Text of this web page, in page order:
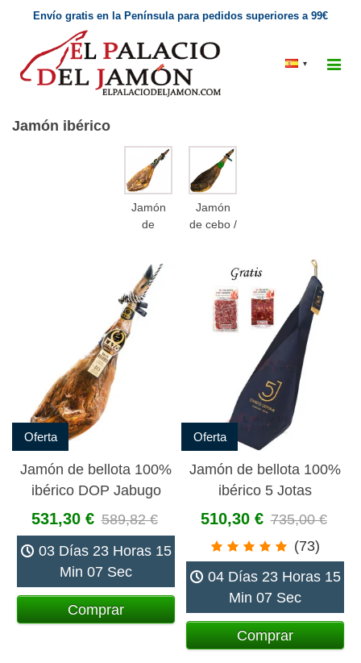
Envío gratis en la Península para pedidos superiores a 99€
▾
Jamón ibérico
Jamón
de
Jamón
de cebo /
Oferta
Jamón de bellota 100%
ibérico DOP Jabugo
Gran Reserva Pedro
Enrique
531,30 € 589,82 €
03 Días 23 Horas 15
Min 06 Sec
Comprar
Oferta
Jamón de bellota 100%
ibérico 5 Jotas
510,30 € 735,00 €
(73)
04 Días 23 Horas 15
Min 06 Sec
Comprar